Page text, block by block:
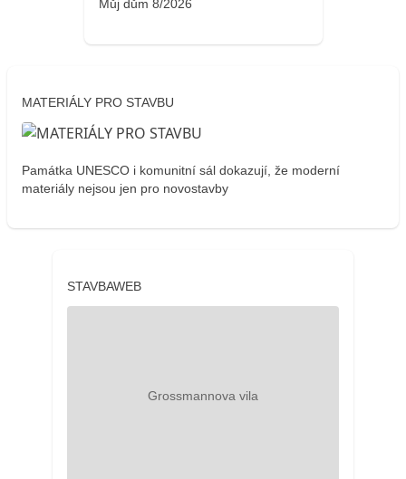
Můj dům 8/2026
MATERIÁLY PRO STAVBU
Památka UNESCO i komunitní sál dokazují, že moderní
materiály nejsou jen pro novostavby
STAVBAWEB